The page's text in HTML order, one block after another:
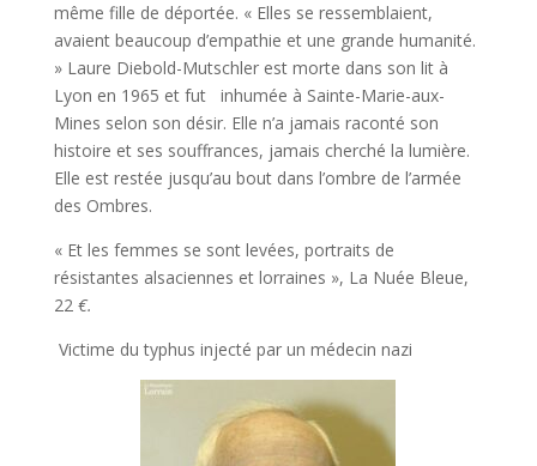
même fille de déportée. « Elles se ressemblaient,
avaient beaucoup d’empathie et une grande humanité.
» Laure Diebold-Mutschler est morte dans son lit à
Lyon en 1965 et fut inhumée à Sainte-Marie-aux-
Mines selon son désir. Elle n’a jamais raconté son
histoire et ses souffrances, jamais cherché la lumière.
Elle est restée jusqu’au bout dans l’ombre de l’armée
des Ombres.
« Et les femmes se sont levées, portraits de
résistantes alsaciennes et lorraines », La Nuée Bleue,
22 €.
Victime du typhus injecté par un médecin nazi